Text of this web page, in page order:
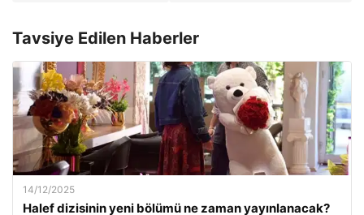
Tavsiye Edilen Haberler
14/12/2025
Halef dizisinin yeni bölümü ne zaman yayınlanacak?